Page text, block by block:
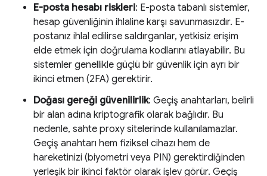
E-posta hesabı riskleri: E-posta tabanlı sistemler,
hesap güvenliğinin ihlaline karşı savunmasızdır. E-
postanız ihlal edilirse saldırganlar, yetkisiz erişim
elde etmek için doğrulama kodlarını atlayabilir. Bu
sistemler genellikle güçlü bir güvenlik için ayrı bir
ikinci etmen (2FA) gerektirir.
Doğası gereği güvenilirlik: Geçiş anahtarları, belirli
bir alan adına kriptografik olarak bağlıdır. Bu
nedenle, sahte proxy sitelerinde kullanılamazlar.
Geçiş anahtarı hem fiziksel cihazı hem de
hareketinizi (biyometri veya PIN) gerektirdiğinden
yerleşik bir ikinci faktör olarak işlev görür. Geçiş